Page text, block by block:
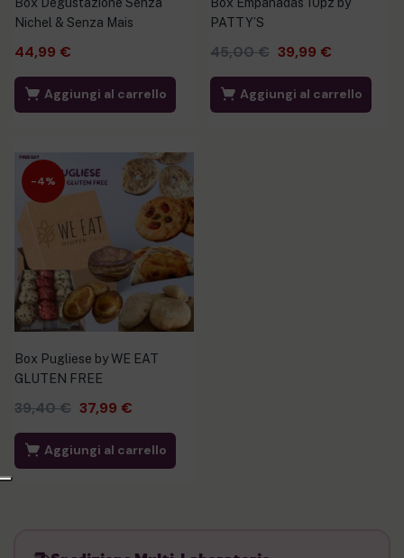
Nichel & Senza Mais
44,99 €
Aggiungi al carrello
PATTY’S
45,00€ 39,99 €
Aggiungi al carrello
-4%
Box Pugliese by WE EAT
GLUTEN FREE
39,40€ 37,99 €
Aggiungi al carrello